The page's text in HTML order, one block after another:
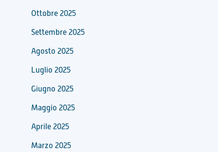
Ottobre 2025
Settembre 2025
Agosto 2025
Luglio 2025
Giugno 2025
Maggio 2025
Aprile 2025
Marzo 2025